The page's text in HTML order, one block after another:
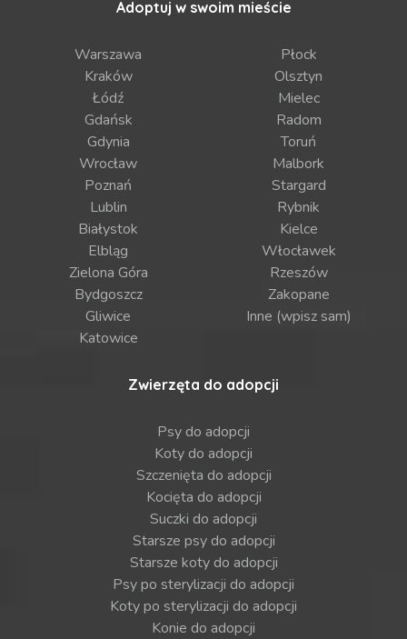
Adoptuj w swoim mieście
Warszawa
Kraków
Łódź
Gdańsk
Gdynia
Wrocław
Poznań
Lublin
Białystok
Elbląg
Zielona Góra
Bydgoszcz
Gliwice
Katowice
Płock
Olsztyn
Mielec
Radom
Toruń
Malbork
Stargard
Rybnik
Kielce
Włocławek
Rzeszów
Zakopane
Inne (wpisz sam)
Zwierzęta do adopcji
Psy do adopcji
Koty do adopcji
Szczenięta do adopcji
Kocięta do adopcji
Suczki do adopcji
Starsze psy do adopcji
Starsze koty do adopcji
Psy po sterylizacji do adopcji
Koty po sterylizacji do adopcji
Konie do adopcji